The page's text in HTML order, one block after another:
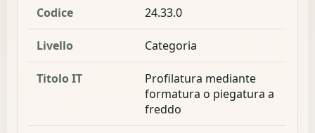
Codice 24.33.0
Livello Categoria
Titolo IT
Profilatura mediante
formatura o piegatura a
freddo